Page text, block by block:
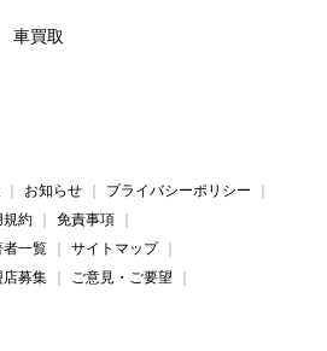
車買取
お知らせ
プライバシーポリシー
規約
免責事項
者一覧
サイトマップ
店募集
ご意見・ご要望